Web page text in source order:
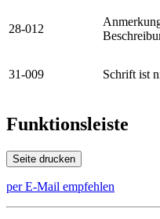
28-012
31-009 Schrift ist
Funktionsleiste
Seite drucken
per E-Mail empfehlen